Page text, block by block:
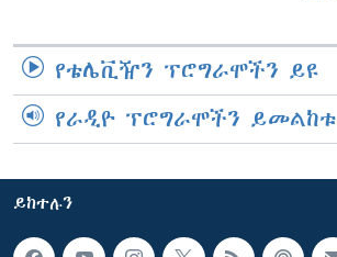
የቴሌቪዥን ፕሮግራሞችን ይዩ
የራዲዮ ፕሮግራሞችን ይመልከቱ
ይከተሉን